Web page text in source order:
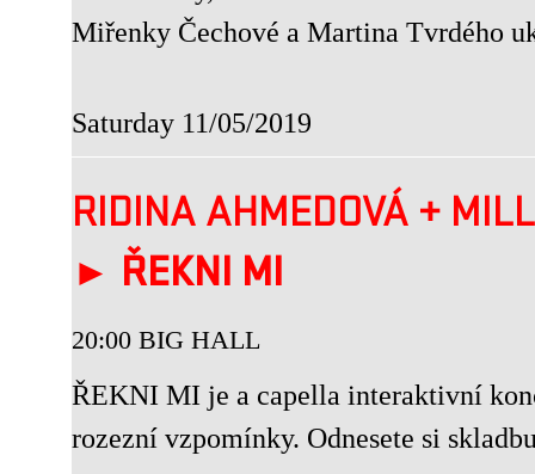
Miřenky Čechové a Martina Tvrdého
Saturday 11/05/2019
RIDINA AHMEDOVÁ +
► ŘEKNI MI
20:00 BIG HALL
ŘEKNI MI je a capella interaktivní
rozezní vzpomínky. Odnesete si